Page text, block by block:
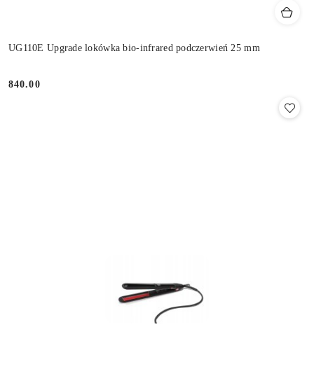
UG110E Upgrade lokówka bio-infrared podczerwień 25 mm
Cena:
840.00